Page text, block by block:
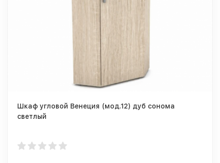
Шкаф угловой Венеция (мод.12) дуб сонома
светлый